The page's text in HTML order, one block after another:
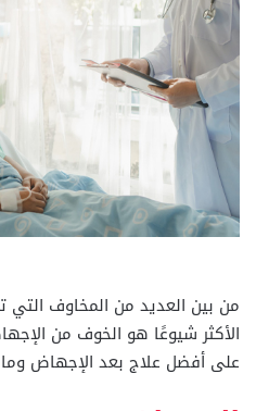
من بين العديد من المخاوف التي
الأكثر شيوعًا هو الخوف من
على أفضل علاج بعد الإجهاض